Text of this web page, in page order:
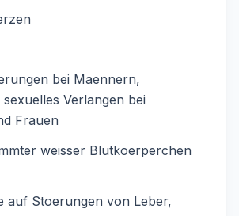
bei Maennern,
Verlangen bei
Frauen
weisser Blutkoerperchen
auf Stoerungen von Leber,